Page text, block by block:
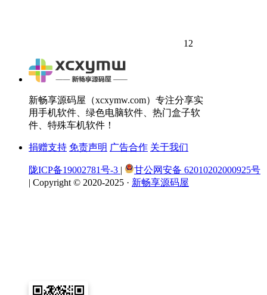
12
新畅享源码屋（xcxymw.com）专注分享实
用手机软件、绿色电脑软件、热门盒子软
件、特殊车机软件！
捐赠支持 免责声明 广告合作 关于我们
陇ICP备19002781号-3 |
甘公网安备 62010202000925号
| Copyright © 2020-2025 · 新畅享源码屋